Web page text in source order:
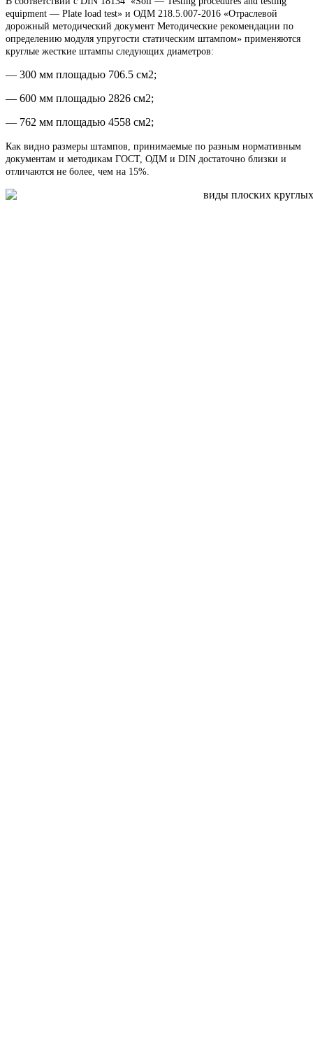
equipment — Plate load test» и ОДМ 218.5.007-2016 «Отраслевой
дорожный методический документ Методические рекомендации по
определению модуля упругости статическим штампом» применяются
круглые жесткие штампы следующих диаметров:
— 300 мм площадью 706.5 см2;
— 600 мм площадью 2826 см2;
— 762 мм площадью 4558 см2;
Как видно размеры штампов, принимаемые по разным нормативным
документам и методикам ГОСТ, ОДМ и DIN достаточно близки и
отличаются не более, чем на 15%.